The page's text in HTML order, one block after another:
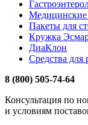
Пакеты для
Кружка
ДиаКлон
Средства для
8 (800) 505-74-64
Консультация по
и условиям